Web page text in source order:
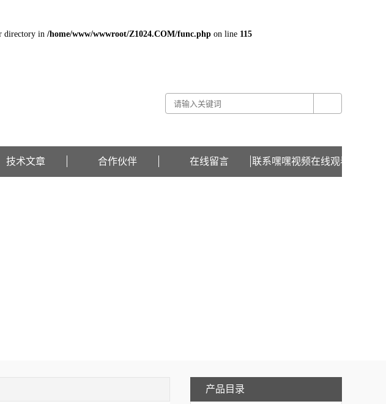
directory in /home/www/wwwroot/Z1024.COM/func.php on line 115
技术文章 合作伙伴 在线留言 联系嘿嘿视频在线观看
产品目录